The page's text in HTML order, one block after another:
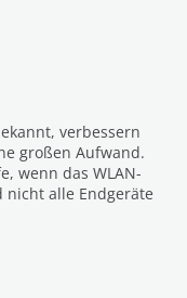
verbessern
großen Aufwand.
wenn das WLAN-
nicht alle Endgeräte